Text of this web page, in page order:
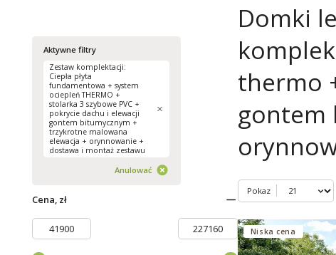
Aktywne filtry
Zestaw komplektacji:
Ciepła płyta
fundamentowa + system
ociepleń THERMO +
stolarka 3 szybowe PVC +
pokrycie dachu i elewacji
gontem bitumycznym +
trzykrotne malowana
elewacja + orynnowanie +
dostawa i montaż zestawu
Anulować
Cena, zł
Domki
thermo
gontem
Pokaz
Niska cena